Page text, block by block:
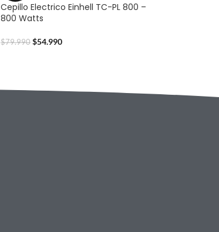
Cepillo Electrico Einhell TC-PL 800 –
800 Watts
$79.990 $54.990